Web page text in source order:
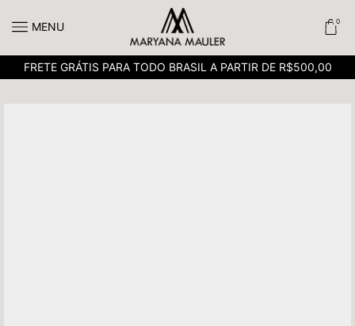
MENU 0
FRETE GRÁTIS PARA TODO BRASIL A PARTIR DE R$500,00